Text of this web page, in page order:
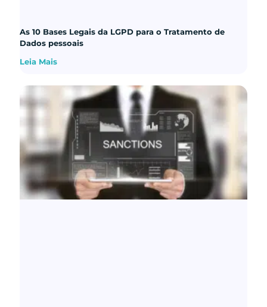
As 10 Bases Legais da LGPD para o Tratamento de
Dados pessoais
Leia Mais